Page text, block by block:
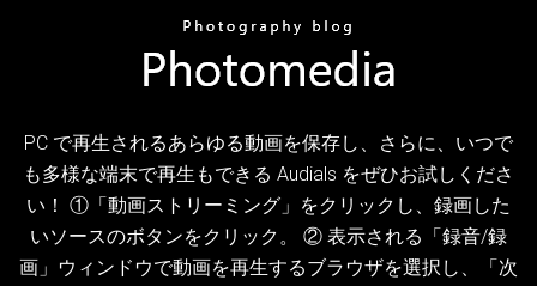
PC で再生されるあらゆる動画を保存し、さらに、いつで
も多様な端末で再生もできる Audials をぜひお試しくださ
い！ ①「動画ストリーミング」をクリックし、録画した
いソースのボタンをクリック。 ② 表示される「録音/録
画」ウィンドウで動画を再生するブラウザを選択し、「次